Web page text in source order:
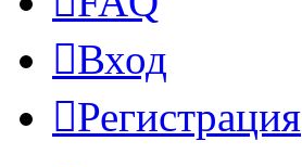
Вход
Регистрация